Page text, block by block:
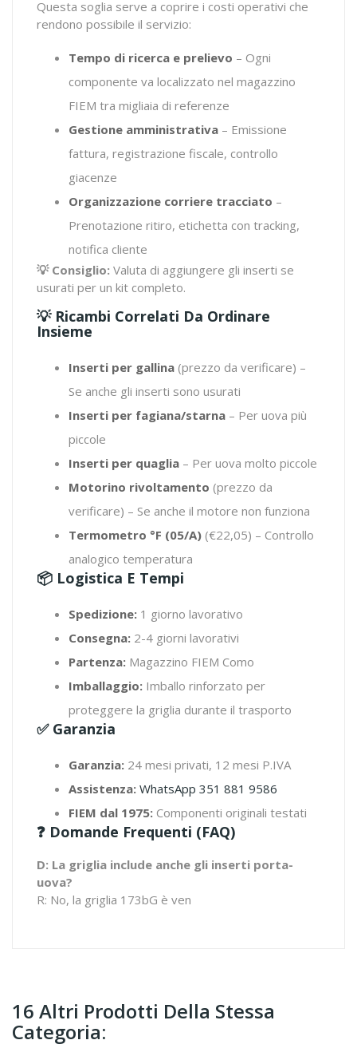
Questa soglia serve a coprire i costi operativi che
rendono possibile il servizio:
Tempo di ricerca e prelievo – Ogni
componente va localizzato nel magazzino
FIEM tra migliaia di referenze
Gestione amministrativa – Emissione
fattura, registrazione fiscale, controllo
giacenze
Organizzazione corriere tracciato –
Prenotazione ritiro, etichetta con tracking,
notifica cliente
💡 Consiglio: Valuta di aggiungere gli inserti se
usurati per un kit completo.
💡 Ricambi Correlati Da Ordinare
Insieme
Inserti per gallina (prezzo da verificare) –
Se anche gli inserti sono usurati
Inserti per fagiana/starna – Per uova più
piccole
Inserti per quaglia – Per uova molto piccole
Motorino rivoltamento (prezzo da
verificare) – Se anche il motore non funziona
Termometro °F (05/A) (€22,05) – Controllo
analogico temperatura
📦 Logistica E Tempi
Spedizione: 1 giorno lavorativo
Consegna: 2-4 giorni lavorativi
Partenza: Magazzino FIEM Como
Imballaggio: Imballo rinforzato per
proteggere la griglia durante il trasporto
✅ Garanzia
Garanzia: 24 mesi privati, 12 mesi P.IVA
Assistenza: WhatsApp 351 881 9586
FIEM dal 1975: Componenti originali testati
❓ Domande Frequenti (FAQ)
D: La griglia include anche gli inserti porta-
uova?
R: No, la griglia 173bG è ven
16 Altri Prodotti Della Stessa
Categoria: